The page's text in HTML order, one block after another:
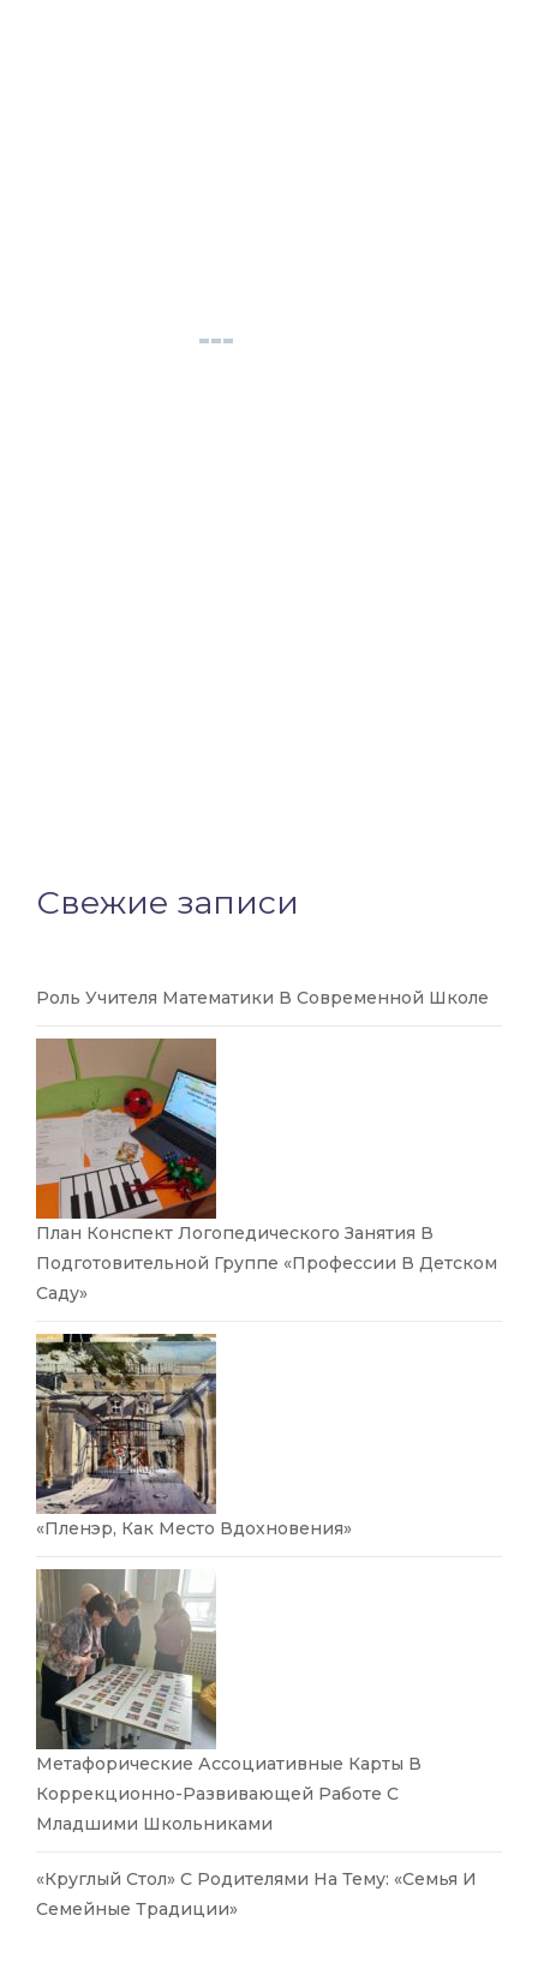
Свежие записи
Роль Учителя Математики В Современной Школе
План Конспект Логопедического Занятия В
Подготовительной Группе «Профессии В Детском
Саду»
«Пленэр, Как Место Вдохновения»
Метафорические Ассоциативные Карты В
Коррекционно-Развивающей Работе С
Младшими Школьниками
«Круглый Стол» С Родителями На Тему: «Семья И
Семейные Традиции»